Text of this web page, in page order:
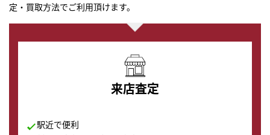
定・買取方法でご利用頂けます。
来店査定
駅近で便利